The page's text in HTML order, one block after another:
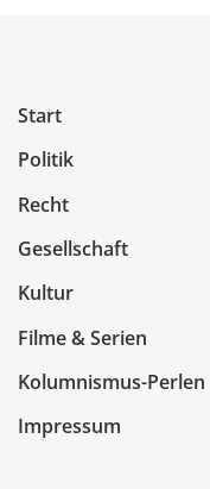
Start
Politik
Recht
Gesellschaft
Kultur
Filme & Serien
Kolumnismus-Perlen
Impressum